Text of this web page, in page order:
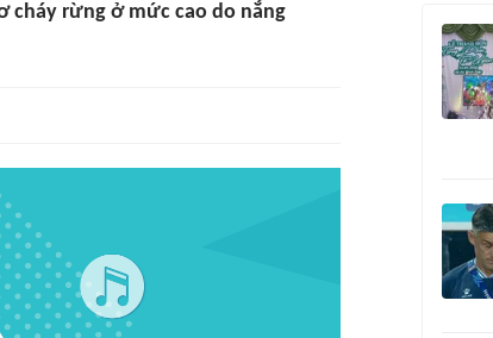
cháy rừng ở mức cao do nắng